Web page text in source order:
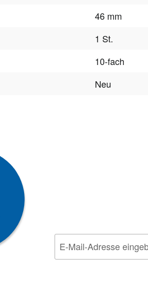
46 mm
1 St.
10-fach
Neu